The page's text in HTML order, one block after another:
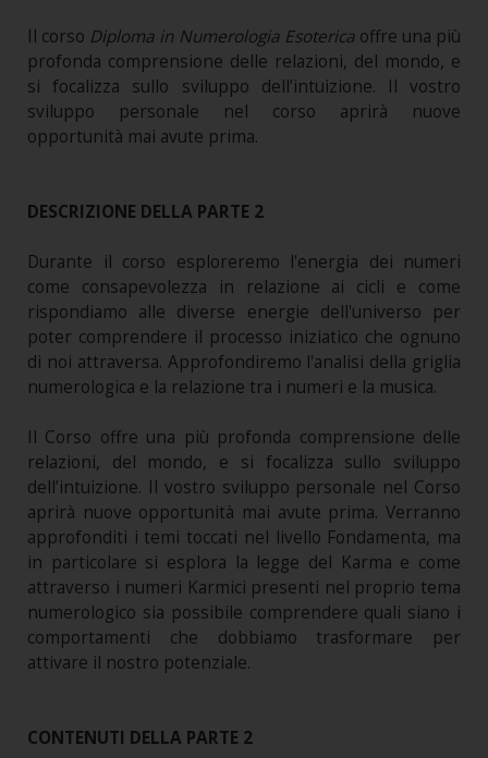
Il corso Diploma in Numerologia Esotericaoffre una più
profonda comprensione delle relazioni, del mondo, e
si focalizza sullo sviluppo dell’intuizione. Il vostro
sviluppo personale nel corso aprirà nuove
opportunità mai avute prima.
DESCRIZIONE DELLA PARTE 2
Durante il corso esploreremo l'energia dei numeri
come consapevolezza in relazione ai cicli e come
rispondiamo alle diverse energie dell'universo per
poter comprendere il processo iniziatico che ognuno
di noi attraversa. Approfondiremo l'analisi della griglia
numerologica e la relazione tra i numeri e la musica.
Il Corso offre una più profonda comprensione delle
relazioni, del mondo, e si focalizza sullo sviluppo
dell’intuizione. Il vostro sviluppo personale nel Corso
aprirà nuove opportunità mai avute prima. Verranno
approfonditi i temi toccati nel livello Fondamenta, ma
in particolare si esplora la legge del Karma e come
attraverso i numeri Karmici presenti nel proprio tema
numerologico sia possibile comprendere quali siano i
comportamenti che dobbiamo trasformare per
attivare il nostro potenziale.
CONTENUTI DELLA PARTE 2